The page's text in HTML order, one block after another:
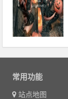
常用功能
站点地图